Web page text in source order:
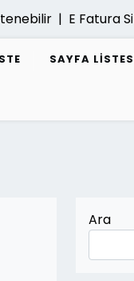
|E Fatura
SAYFA
Ara